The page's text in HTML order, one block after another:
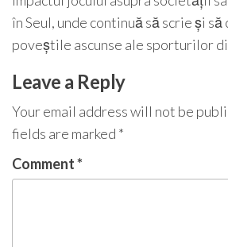
în Seul, unde continuă să scrie și
poveștile ascunse ale sporturilor
Leave a Reply
Your email address will not be
fields are marked *
Comment*